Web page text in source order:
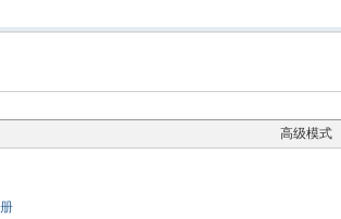
高级模式